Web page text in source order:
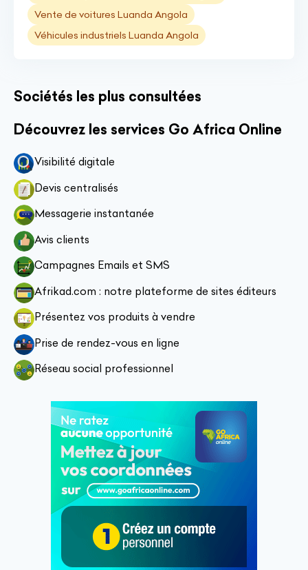
Vente de voitures Luanda Angola
Véhicules industriels Luanda Angola
Sociétés les plus consultées
Découvrez les services Go Africa Online
Visibilité digitale
Devis centralisés
Messagerie instantanée
Avis clients
Campagnes Emails et SMS
Afrikad.com : notre plateforme de sites éditeurs
Présentez vos produits à vendre
Prise de rendez-vous en ligne
Réseau social professionnel